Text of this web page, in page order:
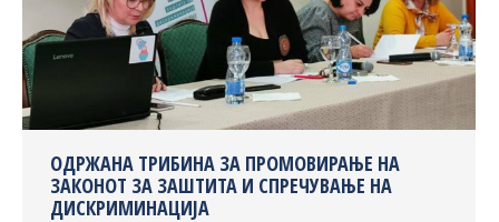
ОДРЖАНА ТРИБИНА ЗА ПРОМОВИРАЊЕ НА
ЗАКОНОТ ЗА ЗАШТИТА И СПРЕЧУВАЊЕ НА
ДИСКРИМИНАЦИЈА